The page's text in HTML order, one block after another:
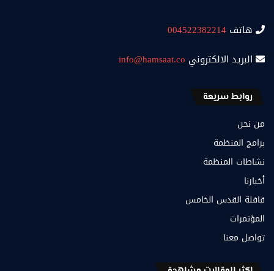
هاتف 004522382214
البريد الالكتروني info@hamsaat.co
روابط سريعة
من نحن
برامج المنظمة
نشاطات المنظمة
أخبارنا
قافلة القدس الخامس
المؤتمرات
تواصل معنا